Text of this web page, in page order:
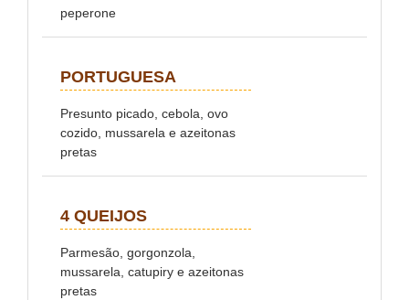
peperone
PORTUGUESA
Presunto picado, cebola, ovo
cozido, mussarela e azeitonas
pretas
4 QUEIJOS
Parmesão, gorgonzola,
mussarela, catupiry e azeitonas
pretas